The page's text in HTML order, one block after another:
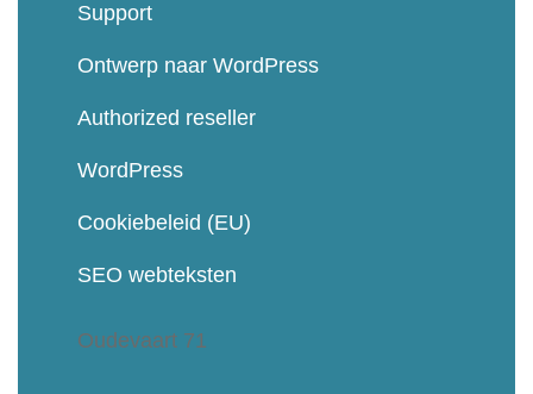
Support
Ontwerp naar WordPress
Authorized reseller
WordPress
Cookiebeleid (EU)
SEO webteksten
Oudevaart 71